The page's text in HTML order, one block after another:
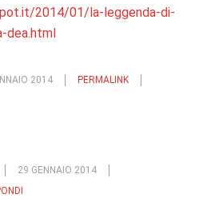
2014/01/la-leggenda-di-
dea.html
2014
PERMALINK
29 GENNAIO 2014